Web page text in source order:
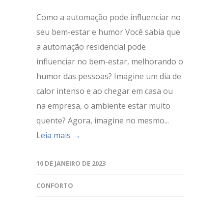
Como a automação pode influenciar no
seu bem-estar e humor Você sabia que
a automação residencial pode
influenciar no bem-estar, melhorando o
humor das pessoas? Imagine um dia de
calor intenso e ao chegar em casa ou
na empresa, o ambiente estar muito
quente? Agora, imagine no mesmo...
Leia mais →
10 DE JANEIRO DE 2023
CONFORTO